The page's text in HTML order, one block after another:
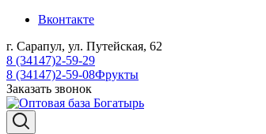
Вконтакте
г. Сарапул, ул. Путейская, 62
8 (34147)2-59-29
8 (34147)2-59-08Фрукты
Заказать звонок